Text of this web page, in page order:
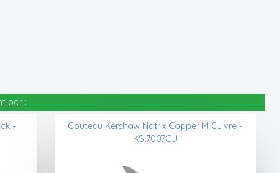
par :
-
Couteau Kershaw Natrix Copper M Cuivre -
KS.7007CU